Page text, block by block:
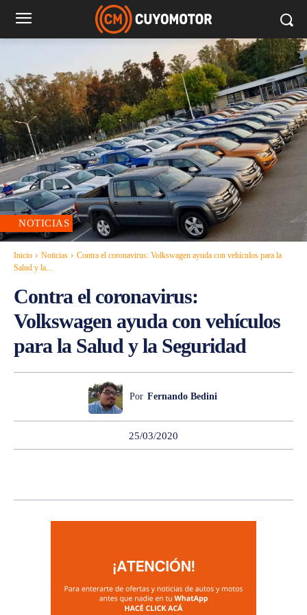
NOTICIAS
Inicio Noticias
Contra el coronavirus: Volkswagen ayuda con vehículos para la
Salud y la...
Contra el coronavirus:
Volkswagen ayuda con vehículos
para la Salud y la Seguridad
Por Fernando Bedini
25/03/2020